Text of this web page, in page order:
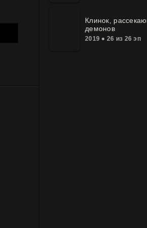
Клинок,
демонов
2019 ● 26 из 26 эп